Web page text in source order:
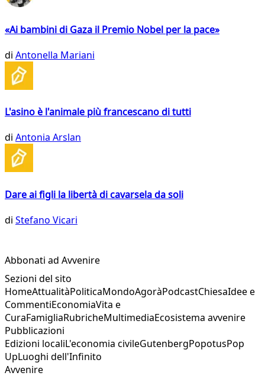
«Ai bambini di Gaza il Premio Nobel per la pace»
di Antonella Mariani
L'asino è l'animale più francescano di tutti
di Antonia Arslan
Dare ai figli la libertà di cavarsela da soli
di Stefano Vicari
Abbonati ad Avvenire
Sezioni del sito
HomeAttualitàPoliticaMondoAgoràPodcastChiesaIdee e
CommentiEconomiaVita e
CuraFamigliaRubricheMultimediaEcosistema avvenire
Pubblicazioni
Edizioni localiL'economia civileGutenbergPopotusPop
UpLuoghi dell'Infinito
Avvenire